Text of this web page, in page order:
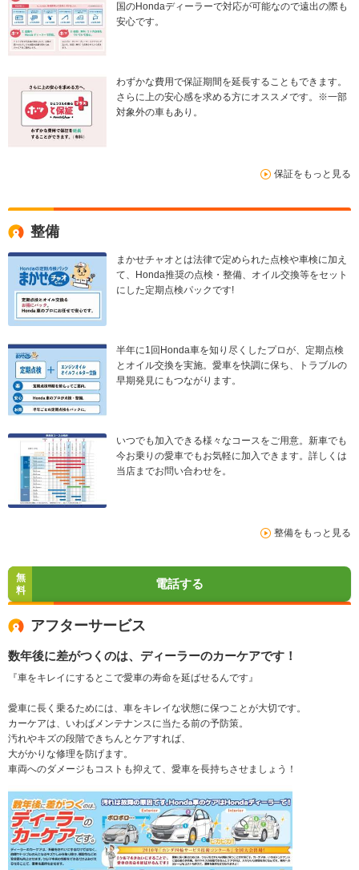
国のHondaディーラーで対応が可能なので遠出の際も
安心です。
わずかな費用で保証期間を延長することもできます。
さらに上の安心感を求める方にオススメです。※一部
対象外の車もあり。
保証をもっと見る
整備
まかせチャオとは法律で定められた点検や車検に加え
て、Honda推奨の点検・整備、オイル交換等をセット
にした定期点検パックです!
半年に1回Honda車を知り尽くしたプロが、定期点検
とオイル交換を実施。愛車を快調に保ち、トラブルの
早期発見にもつながります。
いつでも加入できる様々なコースをご用意。新車でも
今お乗りの愛車でもお気軽に加入できます。詳しくは
当店までお問い合わせを。
整備をもっと見る
無
料
電話する
アフターサービス
数年後に差がつくのは、ディーラーのカーケアです！
『車をキレイにするとこで愛車の寿命を延ばせるんです』
愛車に長く乗るためには、車をキレイな状態に保つことが大切です。
カーケアは、いわばメンテナンスに当たる前の予防策。
汚れやキズの段階できちんとケアすれば、
大がかりな修理を防げます。
車両へのダメージもコストも抑えて、愛車を長持ちさせましょう！